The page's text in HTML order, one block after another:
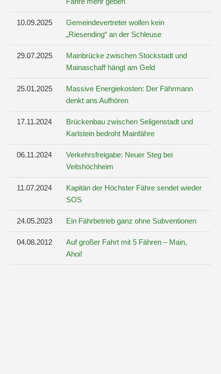
10.09.2025
Gemeindevertreter wollen kein
„Riesending“ an der Schleuse
29.07.2025
Mainbrücke zwischen Stockstadt und
Mainaschaff hängt am Geld
25.01.2025
Massive Energiekosten: Der Fährmann
denkt ans Aufhören
17.11.2024
Brückenbau zwischen Seligenstadt und
Karlstein bedroht Mainfähre
06.11.2024
Verkehrsfreigabe: Neuer Steg bei
Veitshöchheim
11.07.2024
Kapitän der Höchster Fähre sendet wieder
SOS
24.05.2023 Ein Fährbetrieb ganz ohne Subventionen
04.08.2012
Auf großer Fahrt mit 5 Fähren – Main,
Ahoi!